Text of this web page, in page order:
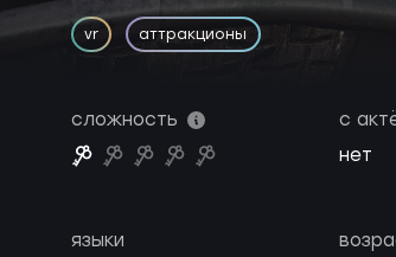
vr аттракционы
сложность
с
нет
языки